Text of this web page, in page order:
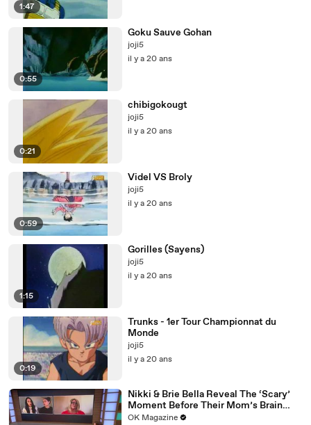
1:47
0:55
Goku Sauve Gohan
joji5
il y a 20 ans
0:21
chibigokougt
joji5
il y a 20 ans
0:59
Videl VS Broly
joji5
il y a 20 ans
1:15
Gorilles (Sayens)
joji5
il y a 20 ans
0:19
Trunks - 1er Tour Championnat du
Monde
joji5
il y a 20 ans
Nikki & Brie Bella Reveal The ‘Scary’
Moment Before Their Mom’s Brain
Surgery: Watch
OK Magazine